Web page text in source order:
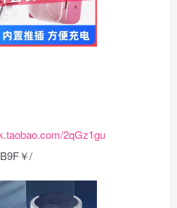
2qGz1gu
￥/